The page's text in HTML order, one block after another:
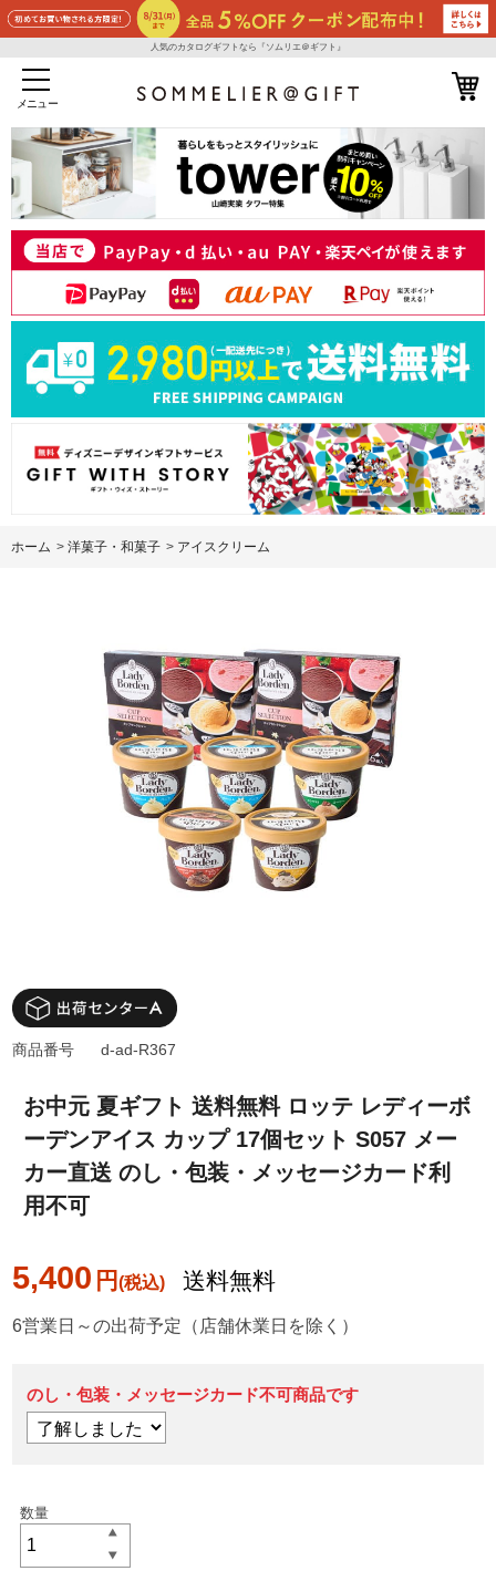
人気のカタログギフトなら『ソムリエ＠ギフト』
メニュー
ホーム > 洋菓子・和菓子 > アイスクリーム
お中元 夏ギフト 送料無料 ロッテ レディーボ
ーデンアイス カップ 17個セット S057 メー
カー直送 のし・包装・メッセージカード利
用不可
5,400 円 送料無料
商品番号 d-ad-R367
6営業日～の出荷予定（店舗休業日を除く）
のし・包装・メッセージカード不可商品です